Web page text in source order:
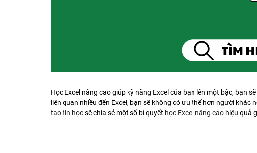
Học Excel nâng cao giúp kỹ năng Excel của bạn lên một bậc, bạn
liên quan nhiều đến Excel, bạn sẽ không có ưu thế hơn người
tạo tin họcsẽ chia sẻ một số bí quyết học Excel nâng cao hiệu quả